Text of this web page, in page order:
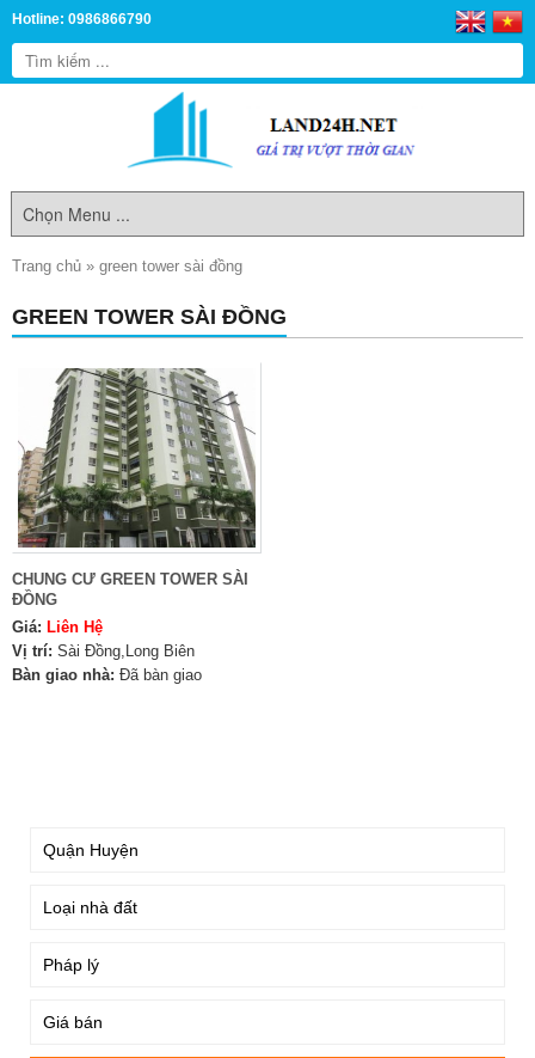
Hotline: 0986866790
Trang chủ » green tower sài đồng
GREEN TOWER SÀI ĐỒNG
CHUNG CƯ GREEN TOWER SÀI
ĐỒNG
Giá: Liên Hệ
Vị trí: Sài Đồng,Long Biên
Bàn giao nhà: Đã bàn giao